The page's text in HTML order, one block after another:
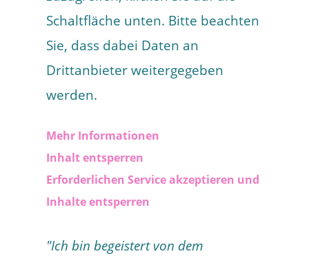
Schaltfläche unten. Bitte beachten
Sie, dass dabei Daten an
Drittanbieter weitergegeben
werden.
Mehr Informationen
Inhalt entsperren
Erforderlichen Service akzeptieren und
Inhalte entsperren
"Ich bin begeistert von dem